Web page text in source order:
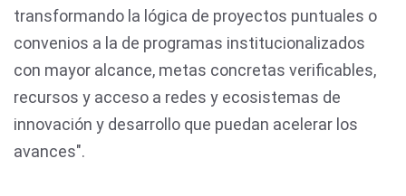
transformando la lógica de proyectos puntuales o
convenios a la de programas institucionalizados
con mayor alcance, metas concretas verificables,
recursos y acceso a redes y ecosistemas de
innovación y desarrollo que puedan acelerar los
avances".